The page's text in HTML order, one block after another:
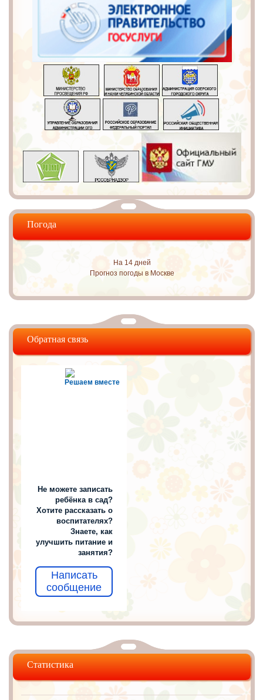
Погода
На 14 дней
Прогноз погоды в Москве
Обратная связь
Решаем вместе
Не можете записать
ребёнка в сад?
Хотите рассказать о
воспитателях?
Знаете, как
улучшить питание и
занятия?
Написать
сообщение
Статистика